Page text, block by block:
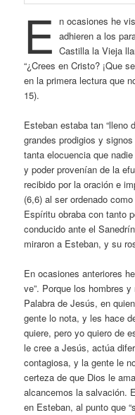
E n ocasiones he
adhieren a los
Castilla la Vieja
“¿Crees en Cristo? ¡Que
en la primera lectura que
15).
Esteban estaba tan “lleno
grandes prodigios y
tanta elocuencia que
y poder provenían de la
recibido por la oración e
(6,6) al ser ordenado
Espíritu obraba con tanto
conducido ante el
miraron a Esteban, y su
En ocasiones anteriores
ve”. Porque los hombres
Palabra de Jesús, en
gente lo nota, y les hace
quiere, pero yo quiero de
le cree a Jesús, actúa
contagiosa, y la gente le
certeza de que Dios le
alcancemos la salvación.
en Esteban, al punto que